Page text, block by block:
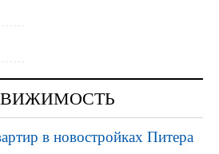
в новостройках Питера